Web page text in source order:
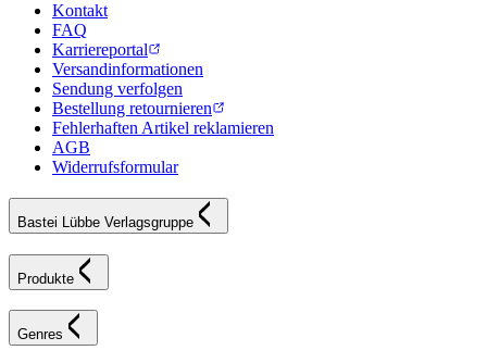
Kontakt
FAQ
Karriereportal
Versandinformationen
Sendung verfolgen
Bestellung retournieren
Fehlerhaften Artikel reklamieren
AGB
Widerrufsformular
Bastei Lübbe Verlagsgruppe
Produkte
Genres